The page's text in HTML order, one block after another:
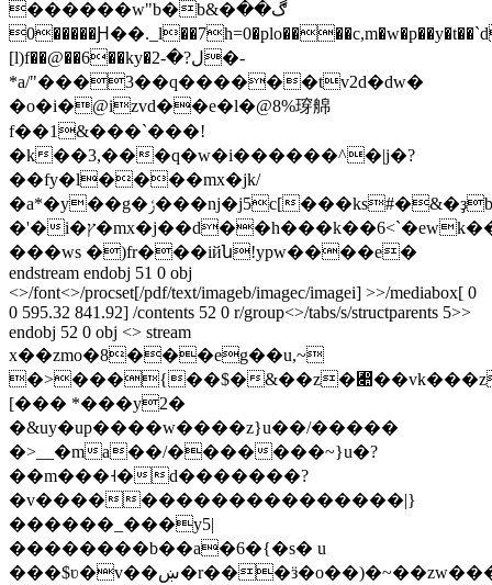
������w"b�b&�ڰ��
0�����Ԩ��._l��7h=0�plo����c,m�w�p��y�t��`dti;
[l)f��@��6��ky�ل?�-2�-
*a/"���3��q������tv2d�dw�
�o�i�@izvd��e�l�@8%瑏艊
f��1&���`���!
�k��3,���q�w�i������^�|j�?
��fy�l����mx�jk/
�a*�y��g�ݬ���nj�j5c[���ks#�&�ҙb��|l�obu9r�,4����m a�]��ɠ6��'�@~����ʯ���[�
�'�i�ץ�mx�j��d��h���k��6<`�ewk��ct�ִ,ww��n��rn)o)�w�$k�<9ţ�kլӑ�r��o"sxx��a���uk������m�?
���ws �)fr���iйն!ypw����e�
endstream endobj 51 0 obj
<>/font<>/procset[/pdf/text/imageb/imagec/imagei] >>/mediabox[ 0
0 595.32 841.92] /contents 52 0 r/group<>/tabs/s/structparents 5>>
endobj 52 0 obj <> stream
x��zmo�8���eg��u,~
�>���{��$�&��z�﷊��vk���zp�y��*�wdu�su8�������]
[��� *���y2�
�&uy�up����w����z}u��/�����
�>__�ma��/�������~}u�?
��m���˧�d�������?
�v�������������������|}
������_���y5|
��������b��a�6�{�s� u
���$ʋ�v��ښ�r���ӟ�o��)�~��zw������o�w�}